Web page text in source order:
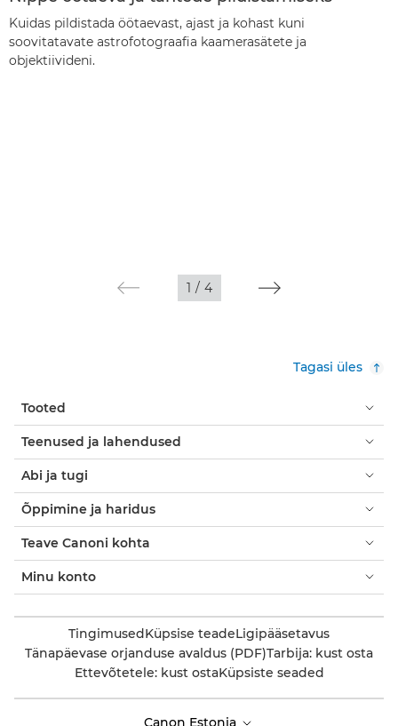
Kuidas pildistada öötaevast, ajast ja kohast kuni
soovitatavate astrofotograafia kaamerasätete ja
objektiivideni.
1 / 4
Tagasi üles
Tooted
Teenused ja lahendused
Abi ja tugi
Õppimine ja haridus
Teave Canoni kohta
Minu konto
TingimusedKüpsise teadeLigipääsetavus
Tänapäevase orjanduse avaldus (PDF)Tarbija: kust osta
Ettevõtetele: kust ostaKüpsiste seaded
Canon Estonia